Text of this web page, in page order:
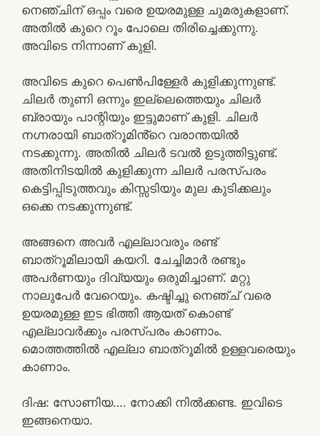
നെഞ്ചിന് ഒപ്പം വരെ ഉയരമുള്ള ചുമരുകളാണ്.
അതിൽ കുറെ റൂം പോലെ തിരിച്ചെക്കുന്നു.
അവിടെ നിന്നാണ് കുളി.
അവിടെ കുറെ പെൺപിള്ളേർ കുളിക്കുന്നുണ്ട്.
ചിലർ തുണി ഒന്നും ഇല്ലെത്തെയും ചിലർ
ബ്രായും പാന്റിയും ഇട്ടുമാണ് കുളി. ചിലർ
നഗ്നരായി ബാത്‌റൂമിൻ്റെ വരാന്തയിൽ
നടക്കുന്നു. അതിൽ ചിലർ ടവൽ ഉടുത്തിട്ടുണ്ട്.
അതിനിടയിൽ കുളിക്കുന്ന ചിലർ പരസ്പരം
കെട്ടിപ്പിടുത്തവും കിസ്സടിയും മുല കുടിക്കലും
ഒക്കെ നടക്കുന്നുണ്ട്.
അങ്ങനെ അവർ എല്ലാവരും രണ്ട്
ബാത്‌റൂമിലായി കയറി. ചേച്ചിമാർ രണ്ടും
അപർണയും ദിവ്യയും ഒരുമിച്ചാണ്. മറ്റു
നാലുപേർ വേറെയും. കഷ്ടിച്ചു നെഞ്ച് വരെ
ഉയരമുള്ള ഇട ഭിത്തി ആയത് കൊണ്ട്
എല്ലാവർക്കും പരസ്പരം കാണാം.
മൊത്തത്തിൽ എല്ലാ ബാത്‌റൂമിൽ ഉള്ളവരെയും
കാണാം.
ദിഷ: സോണിയ…. നോക്കി നിൽക്കണ്ട. ഇവിടെ
ഇങ്ങനെയാ.